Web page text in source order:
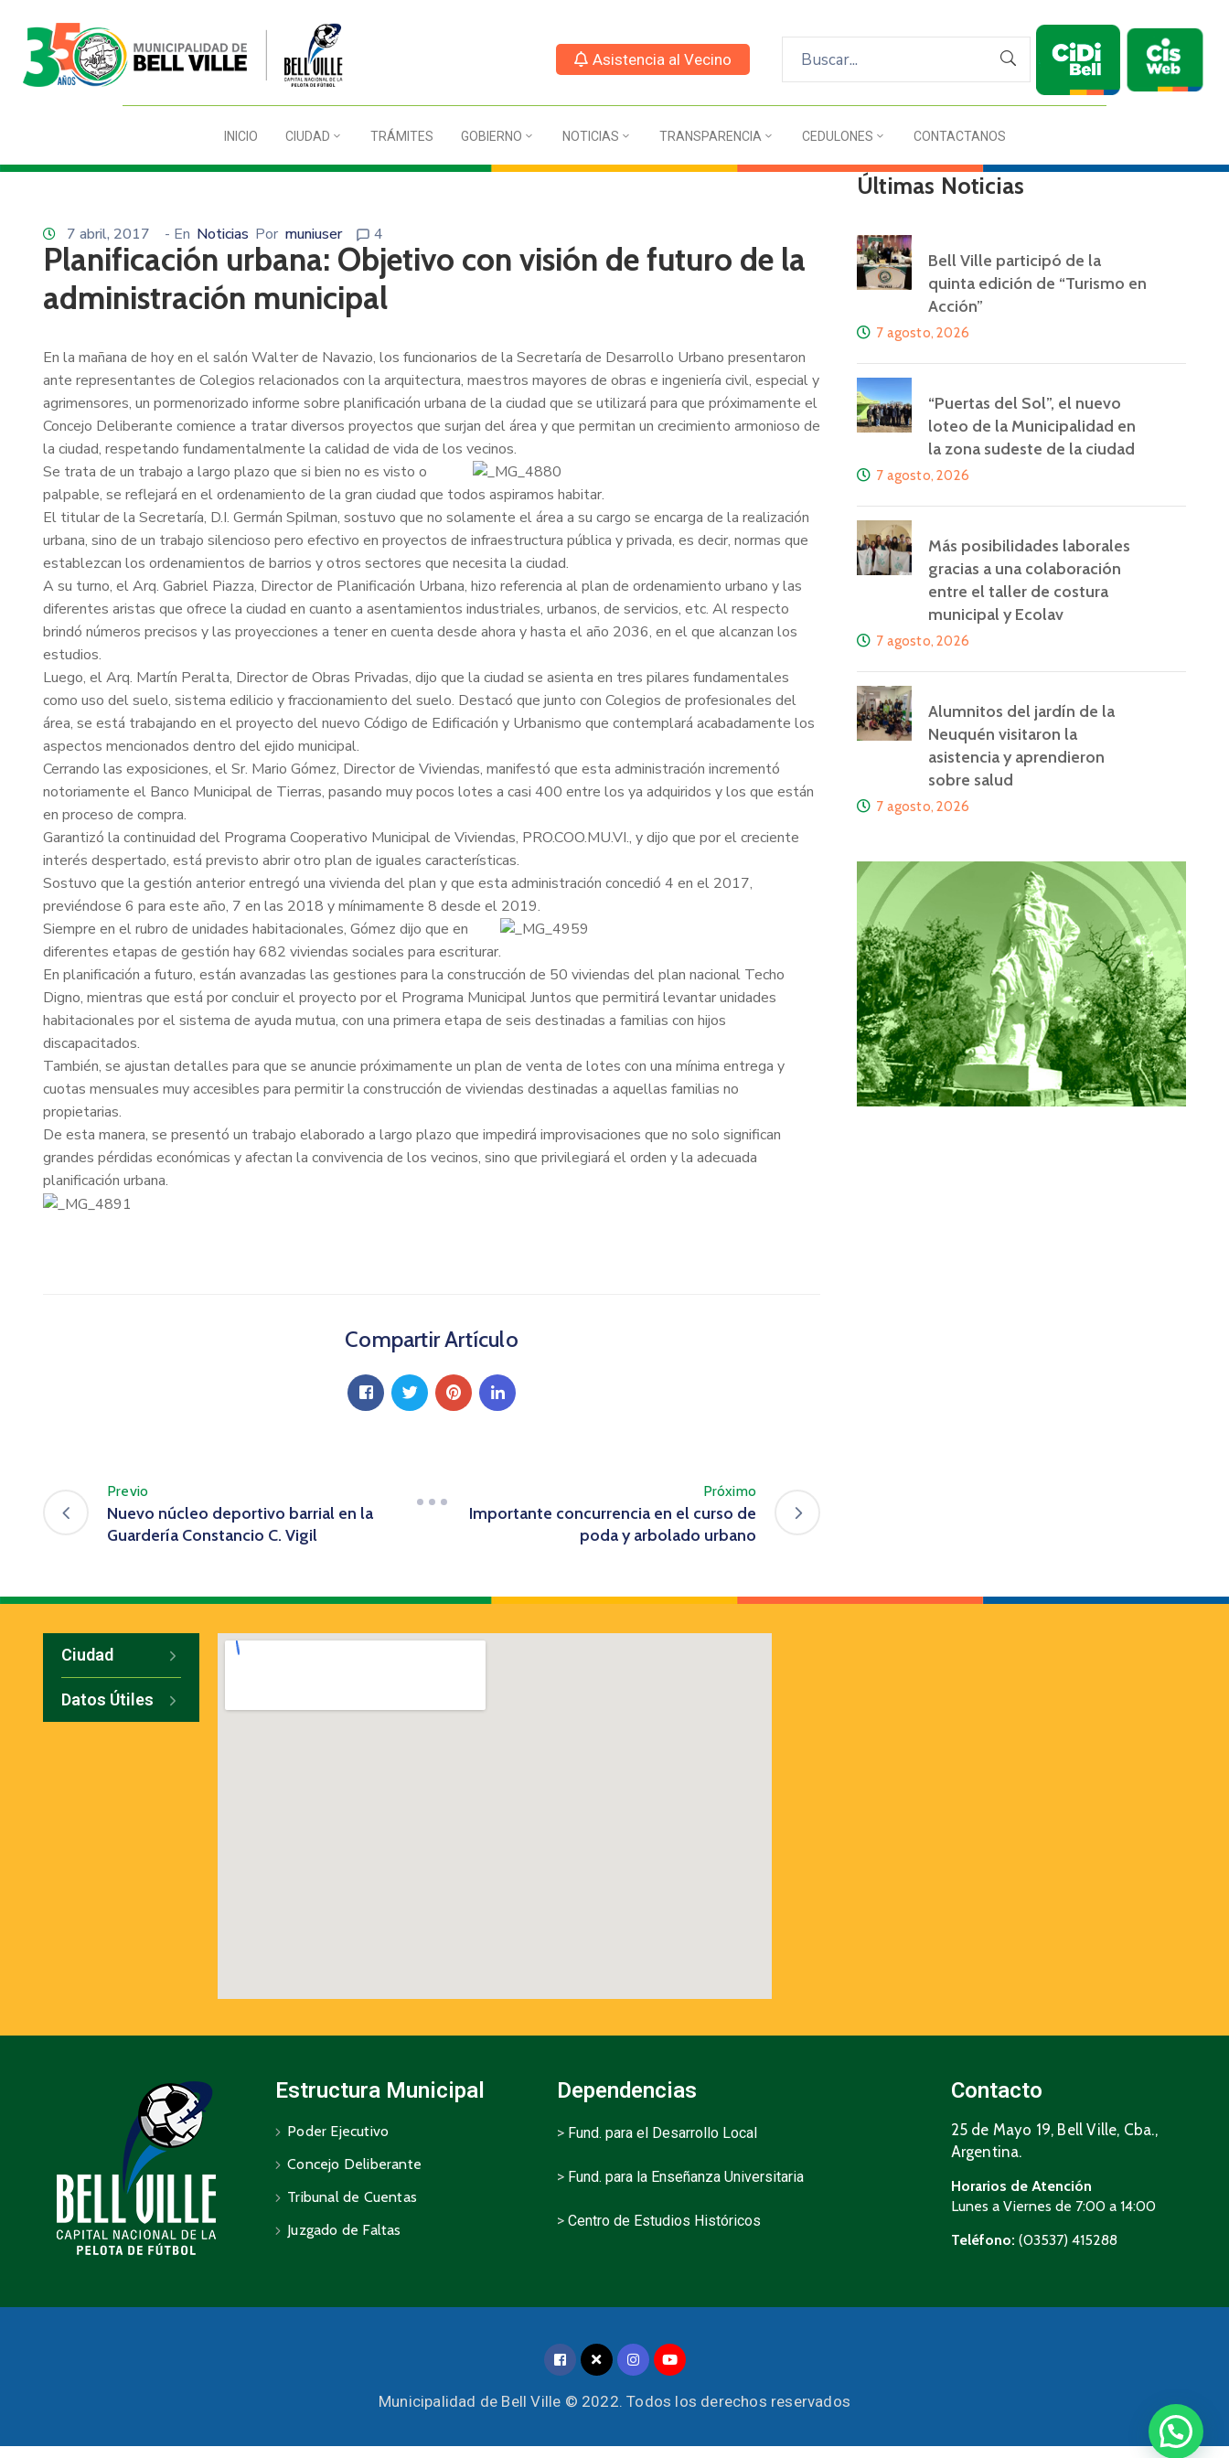
Asistencia al Vecino
INICIO CIUDAD TRÁMITES GOBIERNO NOTICIAS TRANSPARENCIA CEDULONES CONTACTANOS
7 abril, 2017 - En Noticias Por muniuser 4
Planificación urbana: Objetivo con visión de futuro de la
administración municipal
En la mañana de hoy en el salón Walter de Navazio, los funcionarios de la Secretaría de Desarrollo Urbano presentaron
ante representantes de Colegios relacionados con la arquitectura, maestros mayores de obras e ingeniería civil, especial y
agrimensores, un pormenorizado informe sobre planificación urbana de la ciudad que se utilizará para que próximamente el
Concejo Deliberante comience a tratar diversos proyectos que surjan del área y que permitan un crecimiento armonioso de
la ciudad, respetando fundamentalmente la calidad de vida de los vecinos.
Se trata de un trabajo a largo plazo que si bien no es visto o
palpable, se reflejará en el ordenamiento de la gran ciudad que todos aspiramos habitar.
El titular de la Secretaría, D.I. Germán Spilman, sostuvo que no solamente el área a su cargo se encarga de la realización
urbana, sino de un trabajo silencioso pero efectivo en proyectos de infraestructura pública y privada, es decir, normas que
establezcan los ordenamientos de barrios y otros sectores que necesita la ciudad.
A su turno, el Arq. Gabriel Piazza, Director de Planificación Urbana, hizo referencia al plan de ordenamiento urbano y las
diferentes aristas que ofrece la ciudad en cuanto a asentamientos industriales, urbanos, de servicios, etc. Al respecto
brindó números precisos y las proyecciones a tener en cuenta desde ahora y hasta el año 2036, en el que alcanzan los
estudios.
Luego, el Arq. Martín Peralta, Director de Obras Privadas, dijo que la ciudad se asienta en tres pilares fundamentales
como uso del suelo, sistema edilicio y fraccionamiento del suelo. Destacó que junto con Colegios de profesionales del
área, se está trabajando en el proyecto del nuevo Código de Edificación y Urbanismo que contemplará acabadamente los
aspectos mencionados dentro del ejido municipal.
Cerrando las exposiciones, el Sr. Mario Gómez, Director de Viviendas, manifestó que esta administración incrementó
notoriamente el Banco Municipal de Tierras, pasando muy pocos lotes a casi 400 entre los ya adquiridos y los que están
en proceso de compra.
Garantizó la continuidad del Programa Cooperativo Municipal de Viviendas, PRO.COO.MU.VI., y dijo que por el creciente
interés despertado, está previsto abrir otro plan de iguales características.
Sostuvo que la gestión anterior entregó una vivienda del plan y que esta administración concedió 4 en el 2017,
previéndose 6 para este año, 7 en las 2018 y mínimamente 8 desde el 2019.
Siempre en el rubro de unidades habitacionales, Gómez dijo que en
diferentes etapas de gestión hay 682 viviendas sociales para escriturar.
En planificación a futuro, están avanzadas las gestiones para la construcción de 50 viviendas del plan nacional Techo
Digno, mientras que está por concluir el proyecto por el Programa Municipal Juntos que permitirá levantar unidades
habitacionales por el sistema de ayuda mutua, con una primera etapa de seis destinadas a familias con hijos
discapacitados.
También, se ajustan detalles para que se anuncie próximamente un plan de venta de lotes con una mínima entrega y
cuotas mensuales muy accesibles para permitir la construcción de viviendas destinadas a aquellas familias no
propietarias.
De esta manera, se presentó un trabajo elaborado a largo plazo que impedirá improvisaciones que no solo significan
grandes pérdidas económicas y afectan la convivencia de los vecinos, sino que privilegiará el orden y la adecuada
planificación urbana.
Compartir Artículo
Previo
Nuevo núcleo deportivo barrial en la
Guardería Constancio C. Vigil
Próximo
Importante concurrencia en el curso de
poda y arbolado urbano
Últimas Noticias
Bell Ville participó de la
quinta edición de “Turismo en
Acción”
7 agosto, 2026
“Puertas del Sol”, el nuevo
loteo de la Municipalidad en
la zona sudeste de la ciudad
7 agosto, 2026
Más posibilidades laborales
gracias a una colaboración
entre el taller de costura
municipal y Ecolav
7 agosto, 2026
Alumnitos del jardín de la
Neuquén visitaron la
asistencia y aprendieron
sobre salud
7 agosto, 2026
Ciudad
Datos Útiles
Estructura Municipal
Poder Ejecutivo
Concejo Deliberante
Tribunal de Cuentas
Juzgado de Faltas
Dependencias
> Fund. para el Desarrollo Local
> Fund. para la Enseñanza Universitaria
> Centro de Estudios Históricos
Contacto
25 de Mayo 19, Bell Ville, Cba.,
Argentina.
Horarios de Atención
Lunes a Viernes de 7:00 a 14:00
Teléfono: (03537) 415288
Municipalidad de Bell Ville © 2022. Todos los derechos reservados